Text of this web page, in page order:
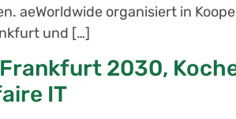
aeWorldwide organisiert in
und […]
2030,
IT